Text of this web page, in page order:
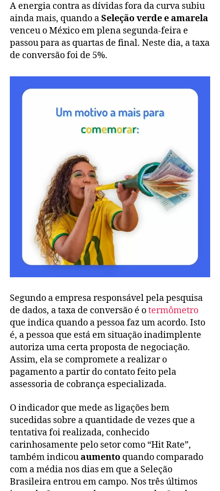
A energia contra as dívidas fora da curva subiu
ainda mais, quando aSeleção verde e amarela
venceu o México em plena segunda-feira e
passou para as quartas de final. Neste dia, a taxa
de conversão foi de 5%.
Segundo a empresa responsável pela pesquisa
de dados, a taxa de conversão é otermômetro
que indica quando a pessoa faz um acordo. Isto
é, a pessoa que está em situação inadimplente
autoriza uma certa proposta de negociação.
Assim, ela se compromete a realizar o
pagamento a partir do contato feito pela
assessoria de cobrança especializada.
O indicador que mede as ligações bem
sucedidas sobre a quantidade de vezes que a
tentativa foi realizada, conhecido
carinhosamente pelo setor como “Hit Rate”,
também indicouaumento quando comparado
com a média nos dias em que a Seleção
Brasileira entrou em campo. Nos três últimos